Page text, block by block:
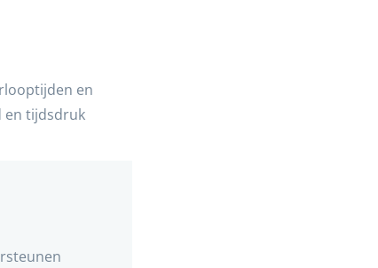
en
en tijdsdruk